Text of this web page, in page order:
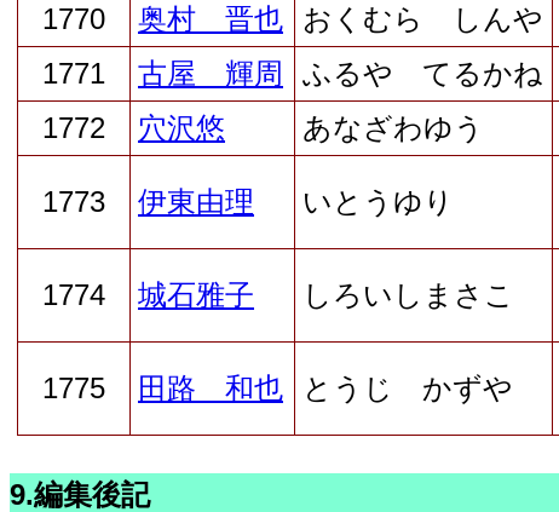
1770 奥村 晋也 おくむら しんや
1771
古屋 輝周 ふるや てるかね
1772
穴沢悠 あなざわゆう
1773 伊東由理 いとうゆり
1774 城石雅子 しろいしまさこ
1775 田路 和也 とうじ かずや
9.編集後記